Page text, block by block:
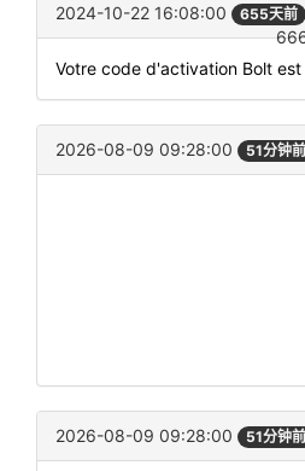
2024-10-22 16:08:00 655天前
Votre code d'activation Bolt est
2026-08-09 09:28:00 51分钟前
2026-08-09 09:28:00 51分钟前